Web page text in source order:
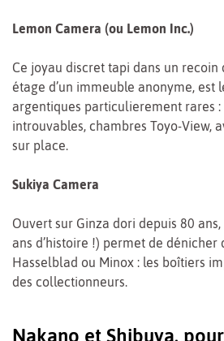
Lemon Camera (ou Lemon Inc.)
Ce joyau discret tapi dans un recoin
étage d’un immeuble anonyme, est
argentiques particulierement rares
introuvables, chambres Toyo-View,
sur place.
Sukiya Camera
Ouvert sur Ginza dori depuis 80
ans d’histoire !) permet de dénicher
Hasselblad ou Minox : les boîtiers
des collectionneurs.
Nakano et Shibuya,